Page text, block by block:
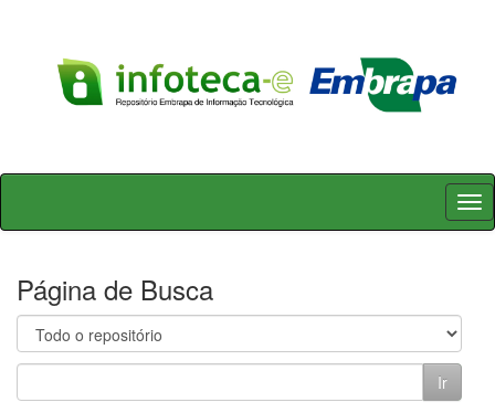
Skip
Página de Busca